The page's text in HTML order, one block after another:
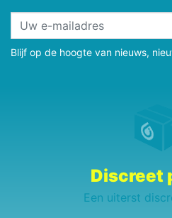
Blijf op de hoogte van nieuws,
Discreet
Een uiterst